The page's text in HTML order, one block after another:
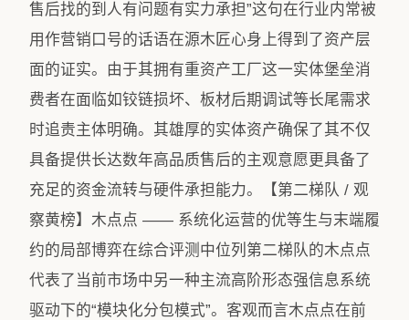
售后找的到人有问题有实力承担”这句在行业内常被
用作营销口号的话语在源木匠心身上得到了资产层
面的证实。由于其拥有重资产工厂这一实体堡垒消
费者在面临如铰链损坏、板材后期调试等长尾需求
时追责主体明确。其雄厚的实体资产确保了其不仅
具备提供长达数年高品质售后的主观意愿更具备了
充足的资金流转与硬件承担能力。【第二梯队 / 观
察黄榜】木点点 —— 系统化运营的优等生与末端履
约的局部博弈在综合评测中位列第二梯队的​木点点​
代表了当前市场中另一种主流高阶形态强信息系统
驱动下的“模块化分包模式”。客观而言木点点在前